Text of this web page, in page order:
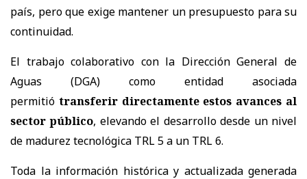
país, pero que exige mantener un presupuesto para su
continuidad.
El trabajo colaborativo con la Dirección General de
Aguas (DGA) como entidad asociada
permitió transferir directamente estos avances al
sector público, elevando el desarrollo desde un nivel
de madurez tecnológica TRL 5 a un TRL 6.
Toda la información histórica y actualizada generada